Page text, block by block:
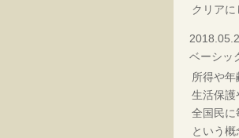
クリア
ベーシッ
所得や年
生活保護
全国民に
という